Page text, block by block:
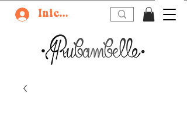
Iniciar sesión